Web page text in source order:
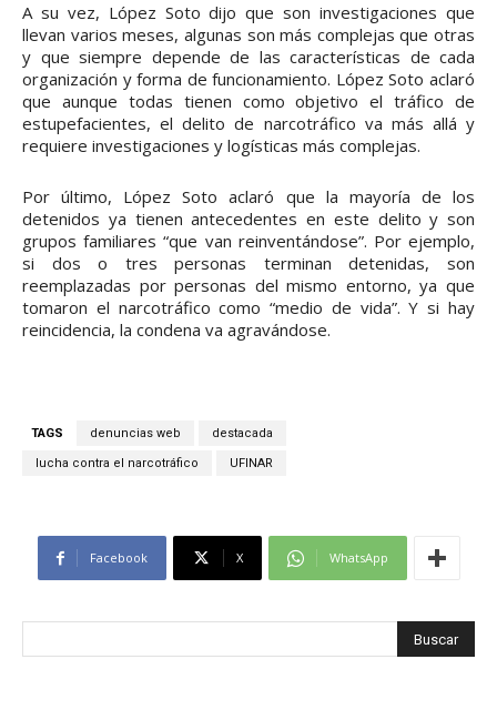
A su vez, López Soto dijo que son investigaciones que
llevan varios meses, algunas son más complejas que otras
y que siempre depende de las características de cada
organización y forma de funcionamiento. López Soto aclaró
que aunque todas tienen como objetivo el tráfico de
estupefacientes, el delito de narcotráfico va más allá y
requiere investigaciones y logísticas más complejas.
Por último, López Soto aclaró que la mayoría de los
detenidos ya tienen antecedentes en este delito y son
grupos familiares “que van reinventándose”. Por ejemplo,
si dos o tres personas terminan detenidas, son
reemplazadas por personas del mismo entorno, ya que
tomaron el narcotráfico como “medio de vida”. Y si hay
reincidencia, la condena va agravándose.
TAGS denuncias web destacada
lucha contra el narcotráfico UFINAR
Facebook X WhatsApp